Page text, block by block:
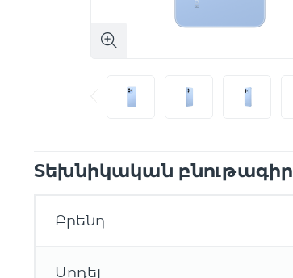
Տեխնիկական բնութագիր
Բրենդ
Մոդել